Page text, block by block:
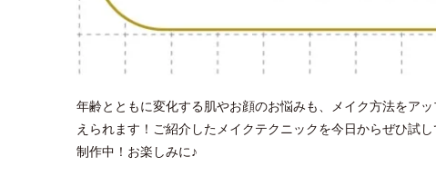
年齢とともに変化する肌やお顔のお悩みも、メイク方法をア
えられます！ご紹介したメイクテクニックを今日からぜひ試
制作中！お楽しみに♪